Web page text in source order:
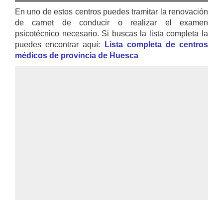
En uno de estos centros puedes tramitar la renovación
de carnet de conducir o realizar el examen
psicotécnico necesario. Si buscas la lista completa la
puedes encontrar aquí:
Lista completa de centros
médicos de provincia de Huesca